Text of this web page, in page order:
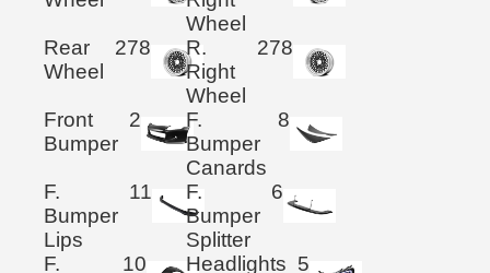
Wheel
Rear
Wheel
278
R.
Right
Wheel
278
Front
Bumper
2
F.
Bumper
Canards
8
F.
Bumper
Lips
11
F.
Bumper
Splitter
6
F.
10 Headlights 5